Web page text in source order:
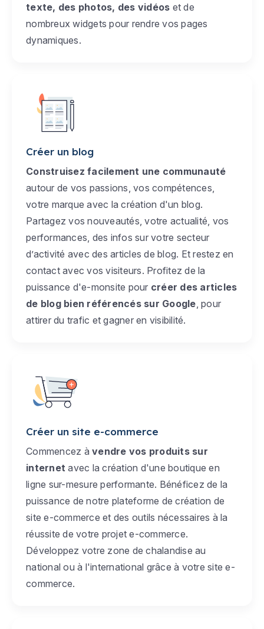
texte, des photos, des vidéos et de
nombreux widgets pour rendre vos pages
dynamiques.
Créer un blog
Construisez facilement une communauté
autour de vos passions, vos compétences,
votre marque avec la création d'un blog.
Partagez vos nouveautés, votre actualité, vos
performances, des infos sur votre secteur
d’activité avec des articles de blog. Et restez en
contact avec vos visiteurs. Profitez de la
puissance d'e-monsite pour créer des articles
de blog bien référencés sur Google , pour
attirer du trafic et gagner en visibilité.
Créer un site e-commerce
Commencez à vendre vos produits sur
internet avec la création d'une boutique en
ligne sur-mesure performante. Bénéficez de la
puissance de notre plateforme de création de
site e-commerce et des outils nécessaires à la
réussite de votre projet e-commerce.
Développez votre zone de chalandise au
national ou à l'international grâce à votre site e-
commerce.